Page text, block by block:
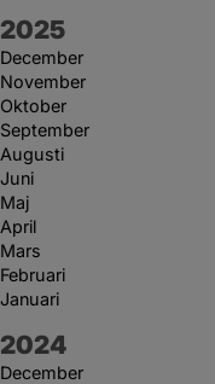
År:
2025
December
November
Oktober
September
Augusti
Juni
Maj
April
Mars
Februari
Januari
År:
2024
December